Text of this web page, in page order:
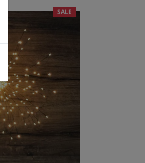
SALE
Statstik & Marketing